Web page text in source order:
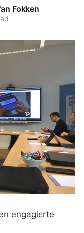
Fokken
engagierte